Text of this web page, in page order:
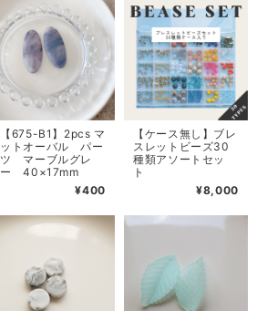
【675-B1】2pcs マ
ットオーバル パー
ツ マーブルグレ
ー 40×17mm
¥400
【ケース無し】ブレ
スレットビーズ30
種類アソートセッ
ト
¥8,000